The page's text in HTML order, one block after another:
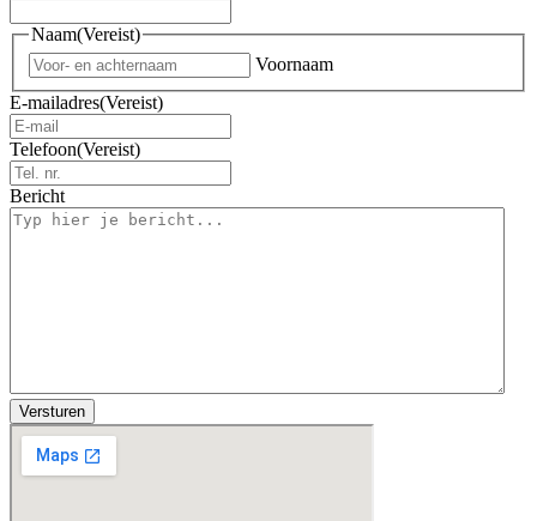
Naam(Vereist)
Voornaam
E-mailadres(Vereist)
Telefoon(Vereist)
Bericht